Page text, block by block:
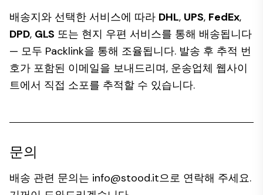
배송지와 선택한 서비스에 따라 DHL, UPS, FedEx,
DPD, GLS 또는 현지 우편 서비스를 통해 배송됩니다
— 모두 Packlink을 통해 조율됩니다. 발송 후 추적 번
호가 포함된 이메일을 보내드리며, 운송업체 웹사이
트에서 직접 소포를 추적할 수 있습니다.
문의
배송 관련 문의는 info@stood.it으로 연락해 주세요.